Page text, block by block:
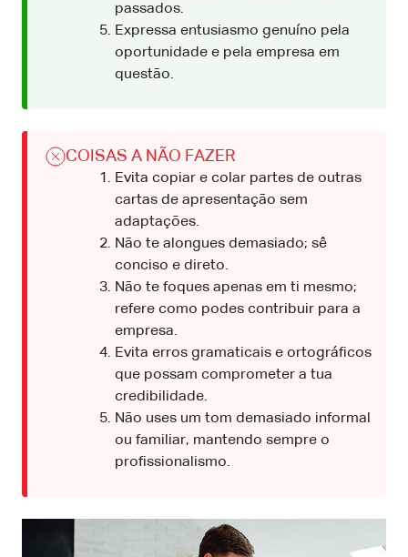
passados.
Expressa entusiasmo genuíno pela
oportunidade e pela empresa em
questão.
COISAS A NÃO FAZER
Evita copiar e colar partes de outras
cartas de apresentação sem
adaptações.
Não te alongues demasiado; sê
conciso e direto.
Não te foques apenas em ti mesmo;
refere como podes contribuir para a
empresa.
Evita erros gramaticais e ortográficos
que possam comprometer a tua
credibilidade.
Não uses um tom demasiado informal
ou familiar, mantendo sempre o
profissionalismo.